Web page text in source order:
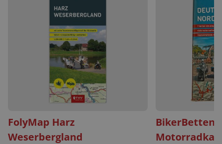
FolyMap Harz
Weserbergland
BikerBetten